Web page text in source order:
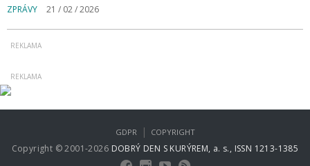
ZPRÁVY 21 / 02 / 2026
Copyright © 2001-2026 DOBRÝ DEN S KURÝREM, a. s., ISSN 1213-1385
GDPR | COPYRIGHT